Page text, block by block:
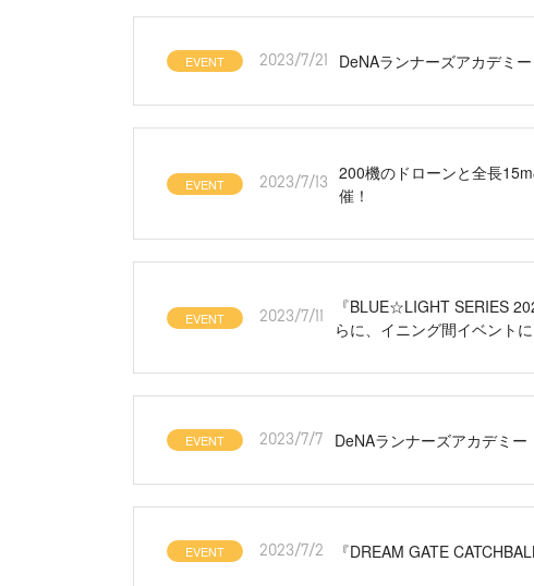
EVENT 2023/7/21 DeNAランナーズアカデミ
EVENT 2023/7/13
200機のドローンと全長
催！
EVENT 2023/7/11
『BLUE☆LIGHT SERIES
らに、イニング間イベントに
EVENT 2023/7/7 DeNAランナーズアカデミ
EVENT 2023/7/2 『DREAM GATE